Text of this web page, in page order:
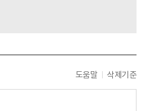
도움말 삭제기준